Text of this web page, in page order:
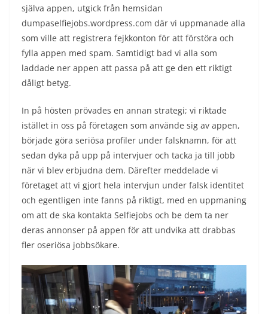
själva appen, utgick från hemsidan
dumpaselfiejobs.wordpress.com där vi uppmanade alla
som ville att registrera fejkkonton för att förstöra och
fylla appen med spam. Samtidigt bad vi alla som
laddade ner appen att passa på att ge den ett riktigt
dåligt betyg.
In på hösten prövades en annan strategi; vi riktade
istället in oss på företagen som använde sig av appen,
började göra seriösa profiler under falsknamn, för att
sedan dyka på upp på intervjuer och tacka ja till jobb
när vi blev erbjudna dem. Därefter meddelade vi
företaget att vi gjort hela intervjun under falsk identitet
och egentligen inte fanns på riktigt, med en uppmaning
om att de ska kontakta Selfiejobs och be dem ta ner
deras annonser på appen för att undvika att drabbas
fler oseriösa jobbsökare.